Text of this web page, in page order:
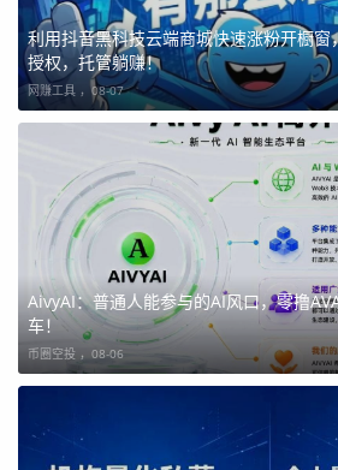
利用抖音黑科技云端商城快速涨粉开橱窗
授权，托管躺赚！
网赚工具 ，08-07
AivyAI：普通人能参与的AI风口，零撸
车！
币圈空投 ， 08-06